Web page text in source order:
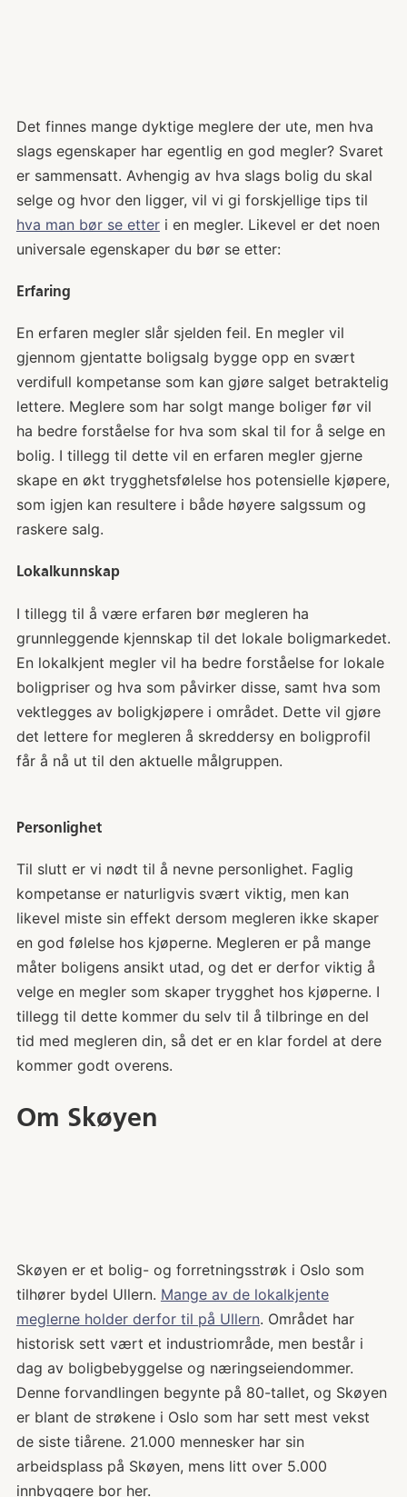
Det finnes mange dyktige meglere der ute, men hva
slags egenskaper har egentlig en god megler? Svaret
er sammensatt. Avhengig av hva slags bolig du skal
selge og hvor den ligger, vil vi gi forskjellige tips til
hva man bør se etteri en megler. Likevel er det noen
universale egenskaper du bør se etter:
Erfaring
En erfaren megler slår sjelden feil. En megler vil
gjennom gjentatte boligsalg bygge opp en svært
verdifull kompetanse som kan gjøre salget betraktelig
lettere. Meglere som har solgt mange boliger før vil
ha bedre forståelse for hva som skal til for å selge en
bolig. I tillegg til dette vil en erfaren megler gjerne
skape en økt trygghetsfølelse hos potensielle kjøpere,
som igjen kan resultere i både høyere salgssum og
raskere salg.
Lokalkunnskap
I tillegg til å være erfaren bør megleren ha
grunnleggende kjennskap til det lokale boligmarkedet.
En lokalkjent megler vil ha bedre forståelse for lokale
boligpriser og hva som påvirker disse, samt hva som
vektlegges av boligkjøpere i området. Dette vil gjøre
det lettere for megleren å skreddersy en boligprofil
får å nå ut til den aktuelle målgruppen.
Personlighet
Til slutt er vi nødt til å nevne personlighet. Faglig
kompetanse er naturligvis svært viktig, men kan
likevel miste sin effekt dersom megleren ikke skaper
en god følelse hos kjøperne. Megleren er på mange
måter boligens ansikt utad, og det er derfor viktig å
velge en megler som skaper trygghet hos kjøperne. I
tillegg til dette kommer du selv til å tilbringe en del
tid med megleren din, så det er en klar fordel at dere
kommer godt overens.
Om Skøyen
Skøyen er et bolig- og forretningsstrøk i Oslo som
tilhører bydel Ullern. Mange av de lokalkjente
meglerne holder derfor til på Ullern. Området har
historisk sett vært et industriområde, men består i
dag av boligbebyggelse og næringseiendommer.
Denne forvandlingen begynte på 80-tallet, og Skøyen
er blant de strøkene i Oslo som har sett mest vekst
de siste tiårene. 21.000 mennesker har sin
arbeidsplass på Skøyen, mens litt over 5.000
innbyggere bor her.